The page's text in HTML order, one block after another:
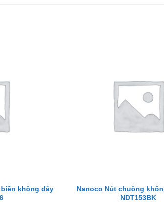
không dây
Nanoco Nút chuông
NDT153BK